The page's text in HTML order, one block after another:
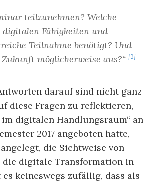
teilzunehmen? Welche
digitalen Fähigkeiten und
Teilnahme benötigt? Und
möglicherweise aus?“ [1]
darauf sind nicht ganz
diese Fragen zu reflektieren,
digitalen Handlungsraum“ an
2017 angeboten hatte,
die Sichtweise von
digitale Transformation in
keineswegs zufällig, dass als